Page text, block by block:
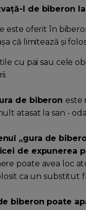
l de biberon la
este oferit în
că limitează și
cu pai sau cele
de biberon este
atasat la san -
„gura de
de expunerea
poate avea loc
ca un substitut
biberon poate